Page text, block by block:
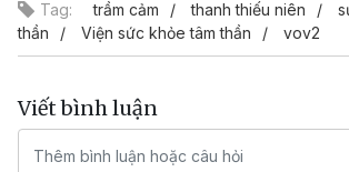
Tag: trầm cảm thanh thiếu niên
thần
Viện sức khỏe tâm thần vov2
Viết bình luận